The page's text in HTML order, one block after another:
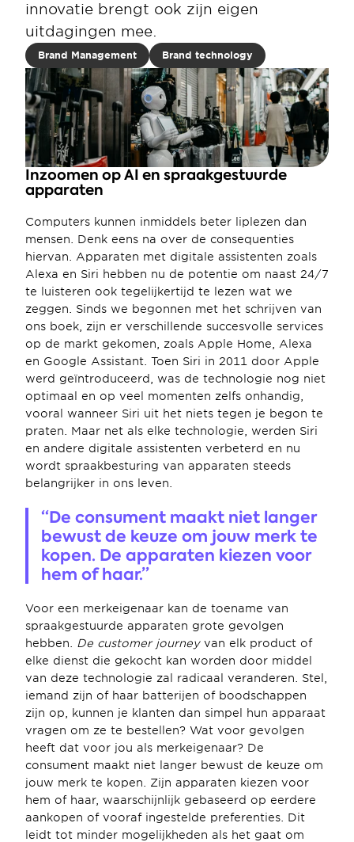
innovatie brengt ook zijn eigen
uitdagingen mee.
Brand Management Brand technology
Inzoomen op AI en spraakgestuurde
apparaten
Computers kunnen inmiddels beter liplezen dan
mensen. Denk eens na over de consequenties
hiervan. Apparaten met digitale assistenten zoals
Alexa en Siri hebben nu de potentie om naast 24/7
te luisteren ook tegelijkertijd te lezen wat we
zeggen. Sinds we begonnen met het schrijven van
ons boek, zijn er verschillende succesvolle services
op de markt gekomen, zoals Apple Home, Alexa
en Google Assistant. Toen Siri in 2011 door Apple
werd geïntroduceerd, was de technologie nog niet
optimaal en op veel momenten zelfs onhandig,
vooral wanneer Siri uit het niets tegen je begon te
praten. Maar net als elke technologie, werden Siri
en andere digitale assistenten verbeterd en nu
wordt spraakbesturing van apparaten steeds
belangrijker in ons leven.
“De consument maakt niet langer
bewust de keuze om jouw merk te
kopen. De apparaten kiezen voor
hem of haar.”
Voor een merkeigenaar kan de toename van
spraakgestuurde apparaten grote gevolgen
hebben.
De customer journey van elk product of
elke dienst die gekocht kan worden door middel
van deze technologie zal radicaal veranderen. Stel,
iemand zijn of haar batterijen of boodschappen
zijn op, kunnen je klanten dan simpel hun apparaat
vragen om ze te bestellen? Wat voor gevolgen
heeft dat voor jou als merkeigenaar? De
consument maakt niet langer bewust de keuze om
jouw merk te kopen. Zijn apparaten kiezen voor
hem of haar, waarschijnlijk gebaseerd op eerdere
aankopen of vooraf ingestelde preferenties. Dit
leidt tot minder mogelijkheden als het gaat om